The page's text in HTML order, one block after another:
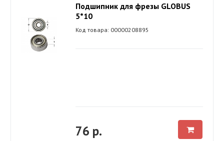
Подшипник для фрезы GLOBUS
5*10
Код товара: 00000208895
76 р.